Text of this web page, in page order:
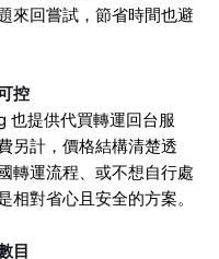
來回嘗試，節省時間也避
控
也提供代買轉運回台服
另計，價格結構清楚透
轉運流程、或不想自行處
對省心且安全的方案。
目